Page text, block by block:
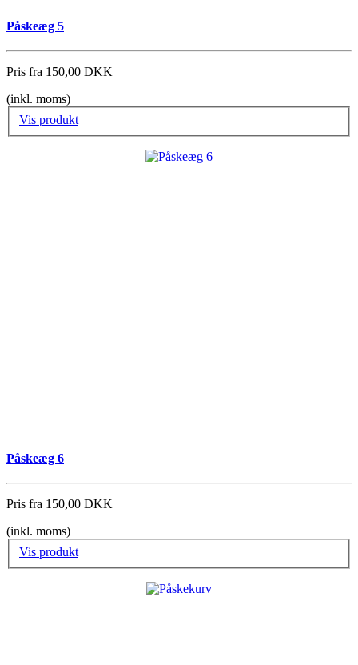
Påskeæg 5
Pris fra 150,00 DKK
(inkl. moms)
Vis produkt
Påskeæg 6
Pris fra 150,00 DKK
(inkl. moms)
Vis produkt